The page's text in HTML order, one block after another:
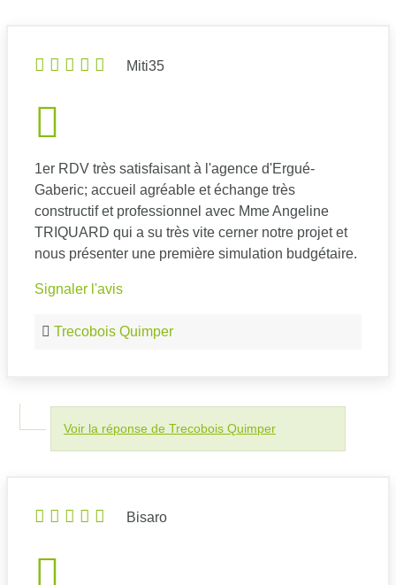
Miti35
1er RDV très satisfaisant à l'agence d'Ergué-
Gaberic; accueil agréable et échange très
constructif et professionnel avec Mme Angeline
TRIQUARD qui a su très vite cerner notre projet et
nous présenter une première simulation budgétaire.
Signaler l'avis
Trecobois Quimper
Voir la réponse de Trecobois Quimper
Bisaro